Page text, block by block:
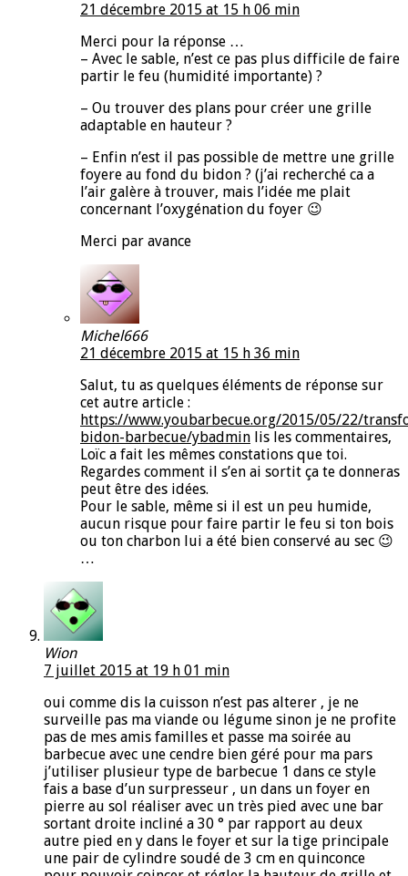
21 décembre 2015 at 15 h 06 min
Merci pour la réponse …
– Avec le sable, n’est ce pas plus difficile de faire
partir le feu (humidité importante) ?
– Ou trouver des plans pour créer une grille
adaptable en hauteur ?
– Enfin n’est il pas possible de mettre une grille
foyere au fond du bidon ? (j’ai recherché ca a
l’air galère à trouver, mais l’idée me plait
concernant l’oxygénation du foyer 😉
Merci par avance
Michel666
21 décembre 2015 at 15 h 36 min
Salut, tu as quelques éléments de réponse sur
cet autre article :
https://www.youbarbecue.org/2015/05/22/
bidon-barbecue/ybadmin lis les commentaires,
Loïc a fait les mêmes constations que toi.
Regardes comment il s’en ai sortit ça te donneras
peut être des idées.
Pour le sable, même si il est un peu humide,
aucun risque pour faire partir le feu si ton bois
ou ton charbon lui a été bien conservé au sec 😉
…
Wion
7 juillet 2015 at 19 h 01 min
oui comme dis la cuisson n’est pas alterer , je ne
surveille pas ma viande ou légume sinon je ne profite
pas de mes amis familles et passe ma soirée au
barbecue avec une cendre bien géré pour ma pars
j’utiliser plusieur type de barbecue 1 dans ce style
fais a base d’un surpresseur , un dans un foyer en
pierre au sol réaliser avec un très pied avec une bar
sortant droite incliné a 30 ° par rapport au deux
autre pied en y dans le foyer et sur la tige principale
une pair de cylindre soudé de 3 cm en quinconce